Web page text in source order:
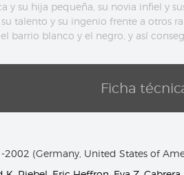
y su hija pequeña, su novia infiel y
talento y su ingenio frente a otros
barrio blanco y el negro, y así
Ficha
2002 (Germany, United States of